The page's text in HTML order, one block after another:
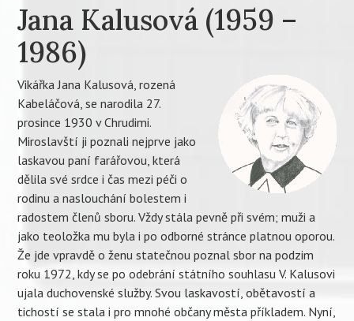
Jana Kalusová (1959 –
1986)
Vikářka Jana Kalusová, rozená
Kabeláčová, se narodila 27.
prosince 1930 v Chrudimi.
Miroslavští ji poznali nejprve jako
laskavou paní farářovou, která
dělila své srdce i čas mezi péči o
rodinu a naslouchání bolestem i
radostem členů sboru. Vždy stála pevně při svém; muži a
jako teoložka mu byla i po odborné stránce platnou oporou.
Že jde vpravdě o ženu statečnou poznal sbor na podzim
roku 1972, kdy se po odebrání státního souhlasu V. Kalusovi
ujala duchovenské služby. Svou laskavostí, obětavostí a
tichostí se stala i pro mnohé občany města příkladem. Nyní,